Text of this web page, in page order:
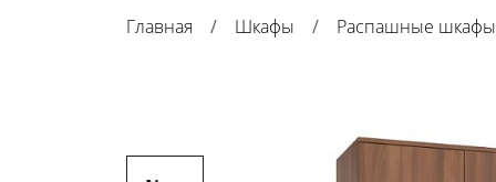
Главная Шкафы Распашные шкафы